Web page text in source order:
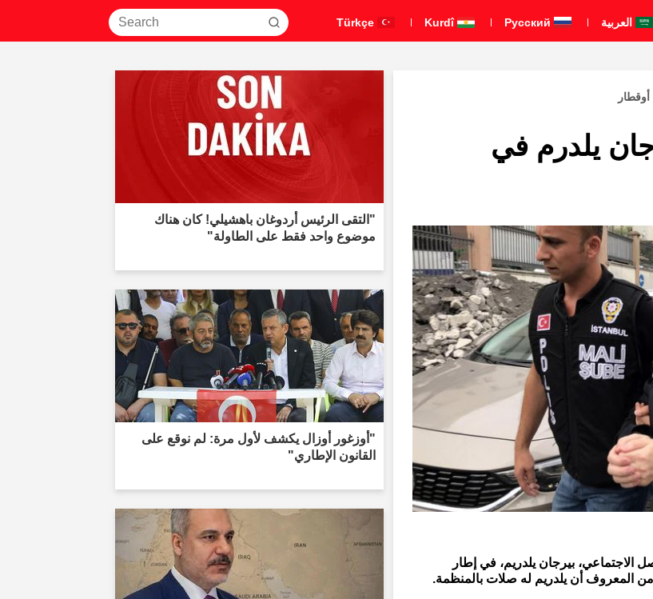
العربية Kurdî
يلدرم في
الاجتماعي، بيرجان يلدريم، في إطار
المعروف أن يلدريم له صلات بالمنظمة.
"التقى الرئيس أردوغان باهشيلي! كان هناك
موضوع واحد فقط على الطاولة"
"أوزغور أوزال يكشف لأول مرة: لم نوقع على
القانون الإطاري"